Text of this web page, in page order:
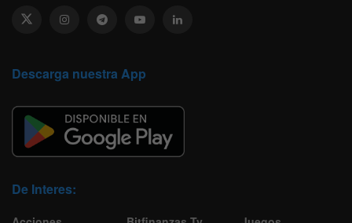
Descarga nuestra App
De Interes: